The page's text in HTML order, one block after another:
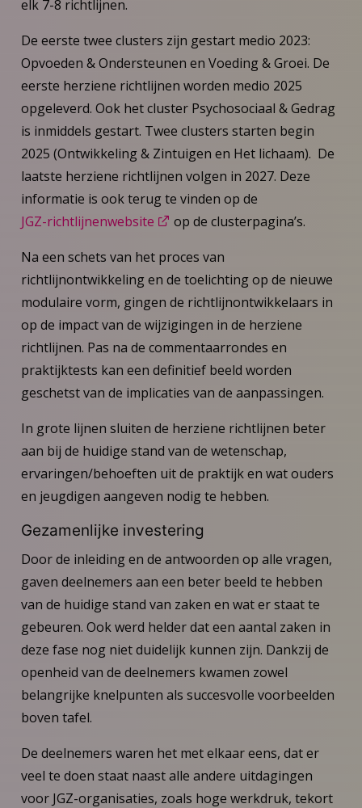
elk 7-8 richtlijnen.
De eerste twee clusters zijn gestart medio 2023:
Opvoeden & Ondersteunen en Voeding & Groei. De
eerste herziene richtlijnen worden medio 2025
opgeleverd. Ook het cluster Psychosociaal & Gedrag
is inmiddels gestart. Twee clusters starten begin
2025 (Ontwikkeling & Zintuigen en Het lichaam). De
laatste herziene richtlijnen volgen in 2027. Deze
informatie is ook terug te vinden op de
JGZ-richtlijnenwebsite
op de clusterpagina’s.
Na een schets van het proces van
richtlijnontwikkeling en de toelichting op de nieuwe
modulaire vorm, gingen de richtlijnontwikkelaars in
op de impact van de wijzigingen in de herziene
richtlijnen. Pas na de commentaarrondes en
praktijktests kan een definitief beeld worden
geschetst van de implicaties van de aanpassingen.
In grote lijnen sluiten de herziene richtlijnen beter
aan bij de huidige stand van de wetenschap,
ervaringen/behoeften uit de praktijk en wat ouders
en jeugdigen aangeven nodig te hebben.
Gezamenlijke investering
Door de inleiding en de antwoorden op alle vragen,
gaven deelnemers aan een beter beeld te hebben
van de huidige stand van zaken en wat er staat te
gebeuren. Ook werd helder dat een aantal zaken in
deze fase nog niet duidelijk kunnen zijn. Dankzij de
openheid van de deelnemers kwamen zowel
belangrijke knelpunten als succesvolle voorbeelden
boven tafel.
De deelnemers waren het met elkaar eens, dat er
veel te doen staat naast alle andere uitdagingen
voor JGZ-organisaties, zoals hoge werkdruk, tekort